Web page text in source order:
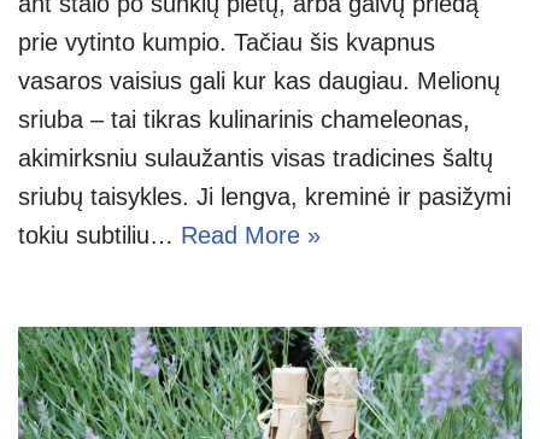
prie vytinto kumpio. Tačiau šis kvapnus
vasaros vaisius gali kur kas daugiau. Melionų
sriuba – tai tikras kulinarinis chameleonas,
akimirksniu sulaužantis visas tradicines šaltų
sriubų taisykles. Ji lengva, kreminė ir pasižymi
tokiu subtiliu… Read More »